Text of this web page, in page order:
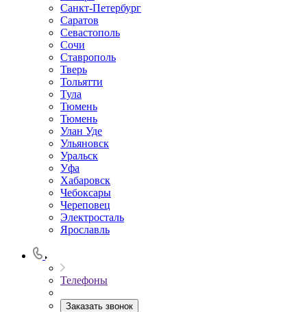
Санкт-Петербург
Саратов
Севастополь
Сочи
Ставрополь
Тверь
Тольятти
Тула
Тюмень
Тюмень
Улан Уде
Ульяновск
Уральск
Уфа
Хабаровск
Чебоксары
Череповец
Электросталь
Ярославль
Телефоны
Заказать звонок